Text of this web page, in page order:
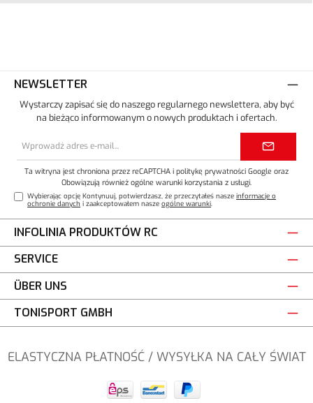
NEWSLETTER
Wystarczy zapisać się do naszego regularnego newslettera, aby być
na bieżąco informowanym o nowych produktach i ofertach.
Ta witryna jest chroniona przez reCAPTCHA i politykę prywatności Google oraz
Obowiązują również ogólne warunki korzystania z usługi
Wybierając opcję Kontynuuj, potwierdzasz, że przeczytałeś naszeinformacje o
ochronie danych i zaakceptowałem naszeogólne warunki.
INFOLINIA PRODUKTÓW RC
SERVICE
ÜBER UNS
TONISPORT GMBH
ELASTYCZNA PŁATNOŚĆ / WYSYŁKA NA CAŁY ŚWIAT